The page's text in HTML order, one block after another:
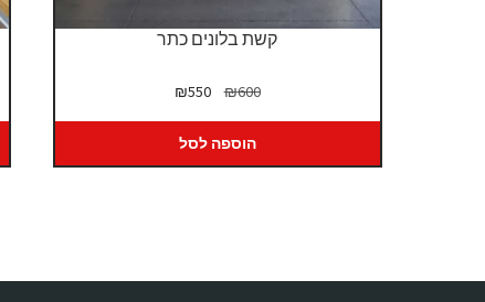
קשת בלונים כתר
₪600
המחיר
היה:
₪600.
₪550
₪550.
הוספה לסל